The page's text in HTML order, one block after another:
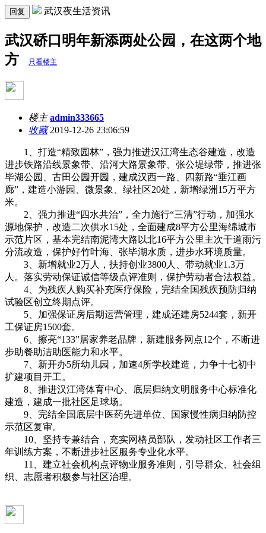
回复 武汉夜生活资讯
武汉硚口明年新添两处公园，在这两个地
方
只看楼主
楼主 admin333665
收藏2019-12-26 23:06:59
1、打造“精致园林”，强力推进汉江湾生态谷建造，改造
进步铁路沿线景象带、沿河大路景象带、张公堤绿带，推进张
毕湖公园、古田公园开园，建成汉西一路、四新路“垂江画
廊”，建造小游园、微景象、绿社区20处，新增绿洲15万平方
米。
2、强力推进“四水共治”，全力施行“三清”行动，加强水
源地保护，改造二次供水15处，全面建成8平方公里海绵城市
示范片区，基本完结南泥湾大路以北16平方公里主次干道雨污
分流改造，保护好竹叶海、张毕湖水质，进步水环境质量。
3、新增就业2万人，扶持创业3800人、带动就业1.3万
人。落实劳动保证诚信等级点评准则，保护劳动者合法权益。
4、为残疾人购买补充医疗保险，完结全国残疾预防归纳
试验区创立终期点评。
5、加强保证房后期运营管理，建成还建房5244套，新开
工保证房1500套。
6、擦亮“133”居家养老品牌，新建服务网点12个，不断进
步助餐助洁助医能力和水平。
7、新开办5所幼儿园，加速4所学校建造，力争十七初中
扩建项目开工。
8、推进汉江湾体育中心、底层归纳文明服务中心标准化
建造，建成一批社区足球场。
9、完结全国底层中医药先进单位、国家慢性病归纳防控
示范区复审。
10、坚持专兼结合，充实网格员部队，发动社区工作者三
年训练方案，不断进步社区服务专业化水平。
11、建立社会机构点评物业服务准则，引导群众、社会组
织、志愿者积极参与社区治理。